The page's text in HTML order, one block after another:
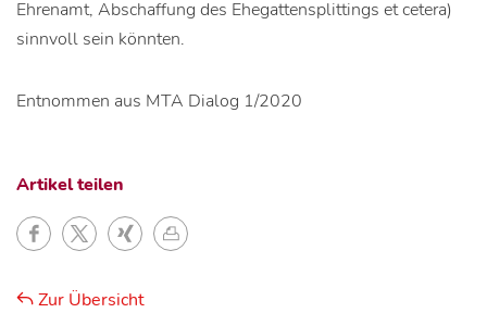
Ehrenamt, Abschaffung des Ehegattensplittings et cetera)
sinnvoll sein könnten.
Entnommen aus MTA Dialog 1/2020
Artikel teilen
Zur Übersicht